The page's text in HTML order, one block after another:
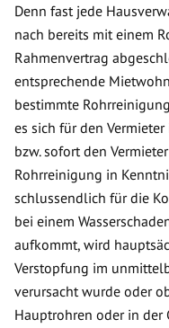
Denn fast jede
nach bereits mit einem
Rahmenvertrag
entsprechende
bestimmte
es sich für den
bzw. sofort den
Rohrreinigung in
schlussendlich für die
bei einem
aufkommt, wird
Verstopfung im
verursacht wurde oder
Hauptrohren oder in der